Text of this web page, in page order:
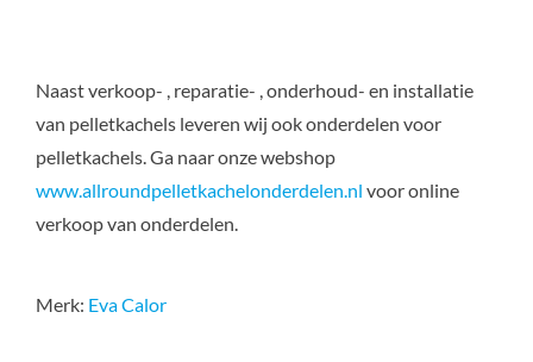
Naast verkoop- , reparatie- , onderhoud- en installatie
van pelletkachels leveren wij ook onderdelen voor
pelletkachels. Ga naar onze webshop
www.allroundpelletkachelonderdelen.nl voor online
verkoop van onderdelen.
Merk: Eva Calor